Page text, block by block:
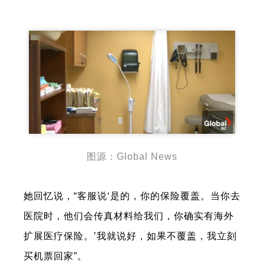
图源：Global News
她回忆说，“客服说‘是的，你的保险覆盖。当你去
医院时，他们会传真材料给我们，你确实有海外
扩展医疗保险。’我就说好，如果不覆盖，我立刻
买机票回家”。